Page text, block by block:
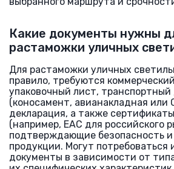
Какие документы нужны
растаможки уличных
Для растаможки уличных
правило, требуются
упаковочный лист,
(коносамент, авианакладная или
декларация, а также
(например, EAC для российского
подтверждающие безопасность и
продукции. Могут потребоваться
документы в зависимости от